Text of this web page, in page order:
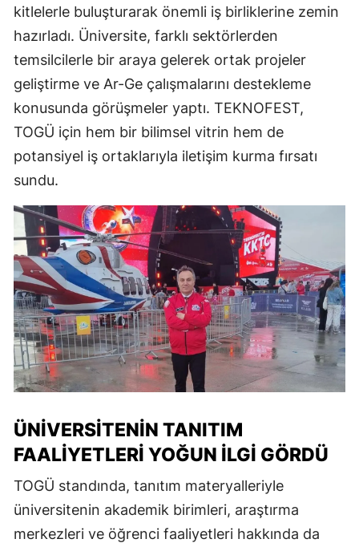
kitlelerle buluşturarak önemli iş birliklerine zemin
hazırladı. Üniversite, farklı sektörlerden
temsilcilerle bir araya gelerek ortak projeler
geliştirme ve Ar-Ge çalışmalarını destekleme
konusunda görüşmeler yaptı. TEKNOFEST,
TOGÜ için hem bir bilimsel vitrin hem de
potansiyel iş ortaklarıyla iletişim kurma fırsatı
sundu.
ÜNIVERSITENIN TANITIM
FAALIYETLERI YOĞUN İLGI GÖRDÜ
TOGÜ standında, tanıtım materyalleriyle
üniversitenin akademik birimleri, araştırma
merkezleri ve öğrenci faaliyetleri hakkında da